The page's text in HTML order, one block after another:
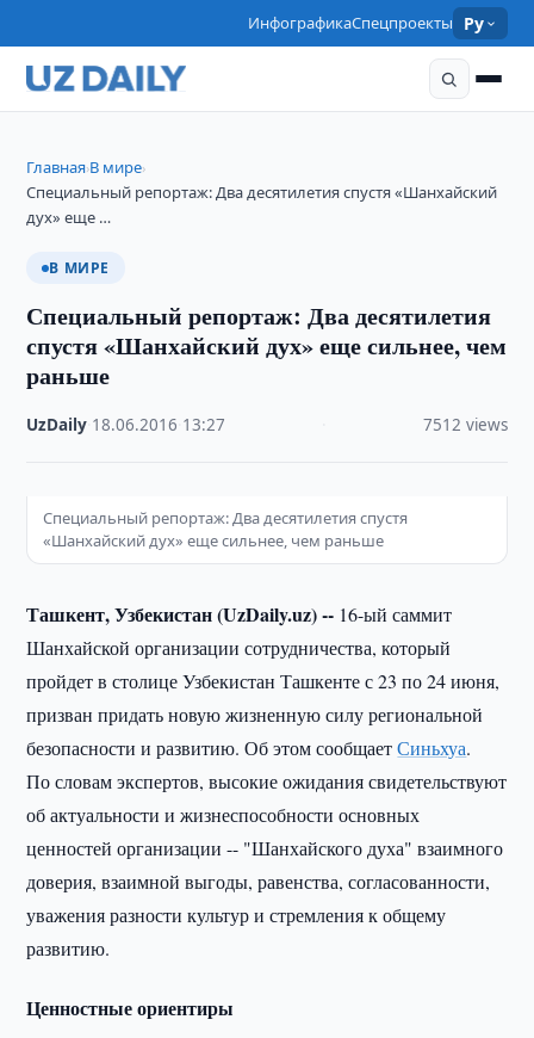
ИнфографикаСпецпроекты Ру
Главная›В мире›
Специальный репортаж: Два десятилетия спустя «Шанхайский
дух» еще …
В МИРЕ
Специальный репортаж: Два десятилетия
спустя «Шанхайский дух» еще сильнее, чем
раньше
UzDaily 18.06.2016 13:27 7512 views
Специальный репортаж: Два десятилетия спустя
«Шанхайский дух» еще сильнее, чем раньше
Ташкент, Узбекистан (UzDaily.uz) -- 16-ый саммит
Шанхайской организации сотрудничества, который
пройдет в столице Узбекистан Ташкенте с 23 по 24 июня,
призван придать новую жизненную силу региональной
безопасности и развитию. Об этом сообщаетСиньхуа.
По словам экспертов, высокие ожидания свидетельствуют
об актуальности и жизнеспособности основных
ценностей организации -- "Шанхайского духа" взаимного
доверия, взаимной выгоды, равенства, согласованности,
уважения разности культур и стремления к общему
развитию.
Ценностные ориентиры